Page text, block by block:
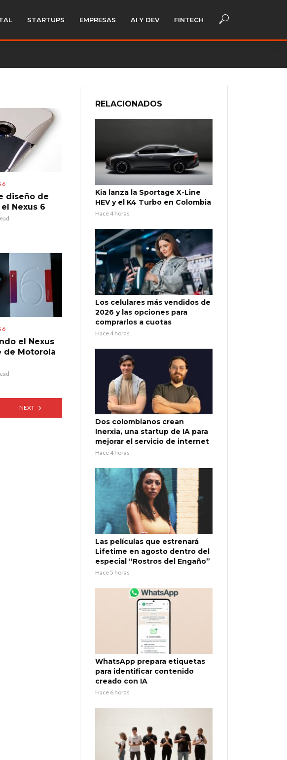
STARTUPS EMPRESAS AI Y DEV FINTECH
6
diseño de
Nexus 6
6
el Nexus
de Motorola
NEXT
RELACIONADOS
Kia lanza la Sportage X-Line
HEV y el K4 Turbo en Colombia
Hace 4 horas
Los celulares más vendidos de
2026 y las opciones para
comprarlos a cuotas
Hace 4 horas
Dos colombianos crean
Inerxia, una startup de IA para
mejorar el servicio de internet
Hace 4 horas
Las películas que estrenará
Lifetime en agosto dentro del
especial “Rostros del Engaño”
Hace 5 horas
WhatsApp prepara etiquetas
para identificar contenido
creado con IA
Hace 6 horas